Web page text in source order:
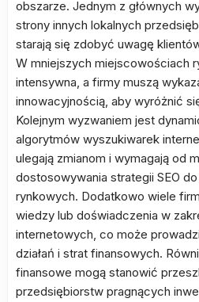
obszarze. Jednym z głównych
strony innych lokalnych
starają się zdobyć uwagę
W mniejszych miejscowościach
intensywna, a firmy muszą
innowacyjnością, aby wyróżnić
Kolejnym wyzwaniem jest
algorytmów wyszukiwarek
ulegają zmianom i wymagają od
dostosowywania strategii SEO
rynkowych. Dodatkowo wiele
wiedzy lub doświadczenia w
internetowych, co może
działań i strat finansowych.
finansowe mogą stanowić
przedsiębiorstw pragnących